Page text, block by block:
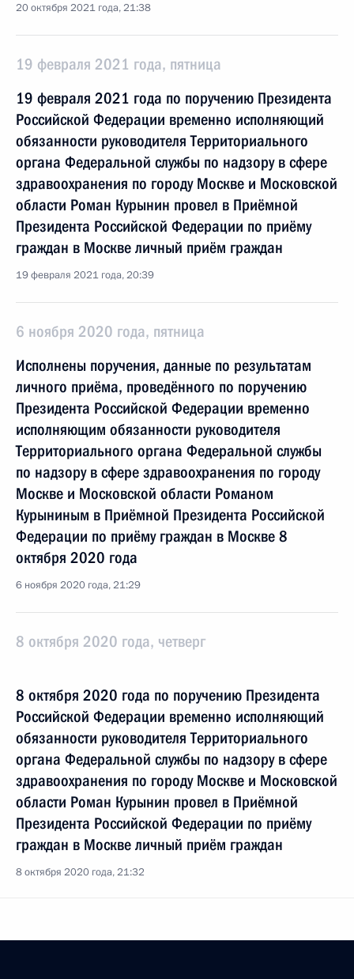
20 октября 2021 года, 21:38
19 февраля 2021 года, пятница
19 февраля 2021 года по поручению Президента
Российской Федерации временно исполняющий
обязанности руководителя Территориального
органа Федеральной службы по надзору в сфере
здравоохранения по городу Москве и Московской
области Роман Курынин провел в Приёмной
Президента Российской Федерации по приёму
граждан в Москве личный приём граждан
19 февраля 2021 года, 20:39
6 ноября 2020 года, пятница
Исполнены поручения, данные по результатам
личного приёма, проведённого по поручению
Президента Российской Федерации временно
исполняющим обязанности руководителя
Территориального органа Федеральной службы
по надзору в сфере здравоохранения по городу
Москве и Московской области Романом
Курыниным в Приёмной Президента Российской
Федерации по приёму граждан в Москве 8
октября 2020 года
6 ноября 2020 года, 21:29
8 октября 2020 года, четверг
8 октября 2020 года по поручению Президента
Российской Федерации временно исполняющий
обязанности руководителя Территориального
органа Федеральной службы по надзору в сфере
здравоохранения по городу Москве и Московской
области Роман Курынин провел в Приёмной
Президента Российской Федерации по приёму
граждан в Москве личный приём граждан
8 октября 2020 года, 21:32